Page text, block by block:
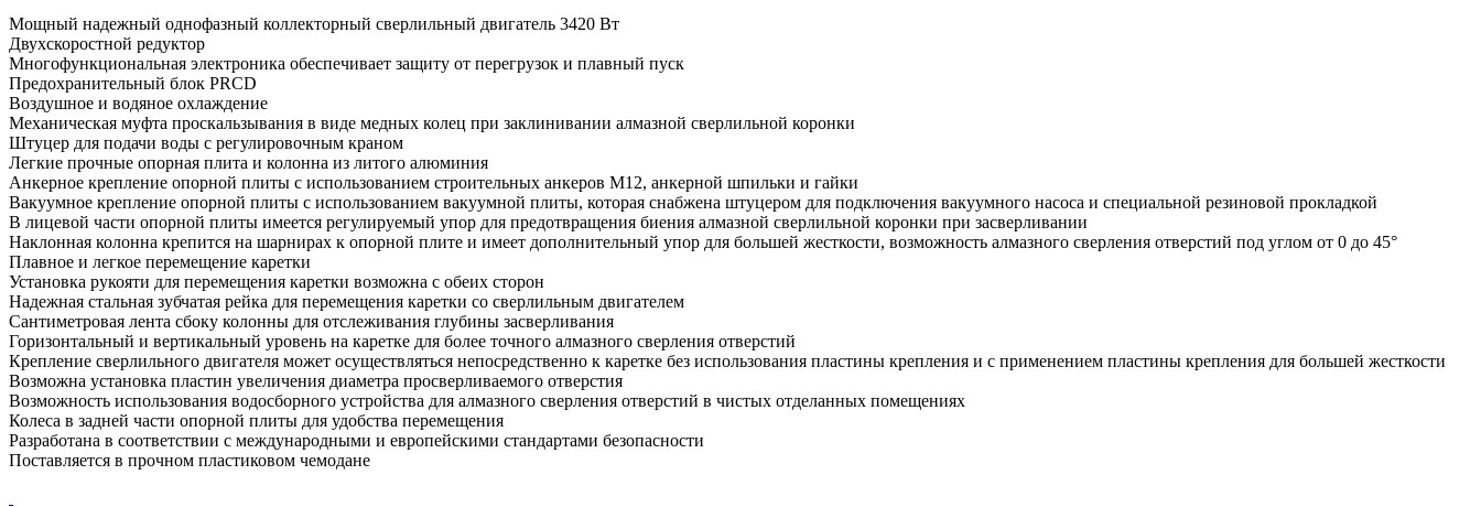
Мощный надежный однофазный коллекторный сверлильный двигатель 3420 Вт
Двухскоростной редуктор
Многофункциональная электроника обеспечивает защиту от перегрузок и плавный пуск
Предохранительный блок PRCD
Воздушное и водяное охлаждение
Механическая муфта проскальзывания в виде медных колец при заклинивании алмазной сверлильной коронки
Штуцер для подачи воды с регулировочным краном
Легкие прочные опорная плита и колонна из литого алюминия
Анкерное крепление опорной плиты с использованием строительных анкеров М12, анкерной шпильки и гайки
Вакуумное крепление опорной плиты с использованием вакуумной плиты, которая снабжена штуцером для подключения вакуумного насоса и специальной резиновой прокладкой
В лицевой части опорной плиты имеется регулируемый упор для предотвращения биения алмазной сверлильной коронки при засверливании
Наклонная колонна крепится на шарнирах к опорной плите и имеет дополнительный упор для большей жесткости, возможность алмазного сверления отверстий под углом от 0 до 45°
Плавное и легкое перемещение каретки
Установка рукояти для перемещения каретки возможна с обеих сторон
Надежная стальная зубчатая рейка для перемещения каретки со сверлильным двигателем
Сантиметровая лента сбоку колонны для отслеживания глубины засверливания
Горизонтальный и вертикальный уровень на каретке для более точного алмазного сверления отверстий
Крепление сверлильного двигателя может осуществляться непосредственно к каретке без использования пластины крепления и с применением пластины крепления для большей жесткости
Возможна установка пластин увеличения диаметра просверливаемого отверстия
Возможность использования водосборного устройства для алмазного сверления отверстий в чистых отделанных помещениях
Колеса в задней части опорной плиты для удобства перемещения
Разработана в соответствии с международными и европейскими стандартами безопасности
Поставляется в прочном пластиковом чемодане